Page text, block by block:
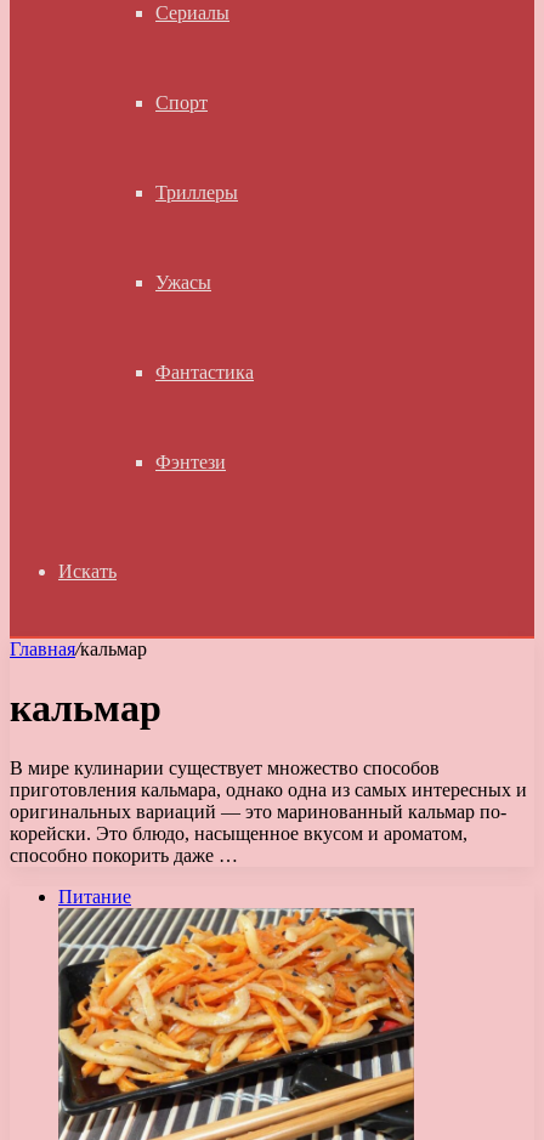
Сериалы
Спорт
Триллеры
Ужасы
Фантастика
Фэнтези
Искать
Главная/кальмар
кальмар
В мире кулинарии существует множество способов
приготовления кальмара, однако одна из самых интересных и
оригинальных вариаций — это маринованный кальмар по-
корейски. Это блюдо, насыщенное вкусом и ароматом,
способно покорить даже …
Питание